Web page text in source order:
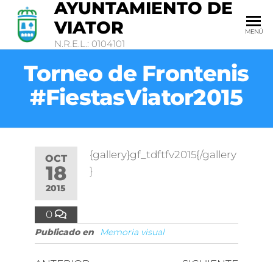
AYUNTAMIENTO DE
VIATOR
N.R.E.L.: 0104101
MENÚ
Torneo de Frontenis
#FiestasViator2015
OCT
18
2015
0
{gallery}gf_tdftfv2015{/gallery
}
Publicado en Memoria visual